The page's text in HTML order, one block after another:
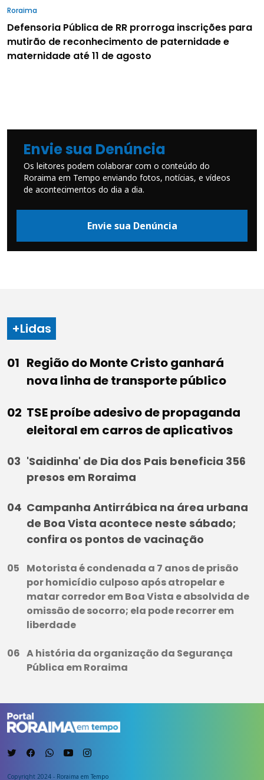
Roraima
Defensoria Pública de RR prorroga inscrições para
mutirão de reconhecimento de paternidade e
maternidade até 11 de agosto
Envie sua Denúncia
Os leitores podem colaborar com o conteúdo do
Roraima em Tempo enviando fotos, notícias, e vídeos
de acontecimentos do dia a dia.
Envie sua Denúncia
+Lidas
Região do Monte Cristo ganhará
nova linha de transporte público
TSE proíbe adesivo de propaganda
eleitoral em carros de aplicativos
'Saidinha' de Dia dos Pais beneficia 356
presos em Roraima
Campanha Antirrábica na área urbana
de Boa Vista acontece neste sábado;
confira os pontos de vacinação
Motorista é condenada a 7 anos de prisão
por homicídio culposo após atropelar e
matar corredor em Boa Vista e absolvida de
omissão de socorro; ela pode recorrer em
liberdade
A história da organização da Segurança
Pública em Roraima
Copyright 2024 - Roraima em Tempo